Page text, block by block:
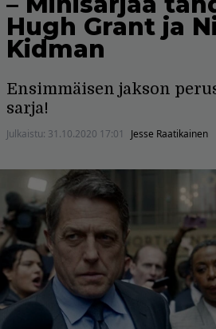
Hugh Grant ja
Kidman
Ensimmäisen jakson
sarja!
Julkaistu: 31.10.2020 17:01 Jesse Raatikainen